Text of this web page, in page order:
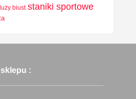
biust staniki sportowe
: